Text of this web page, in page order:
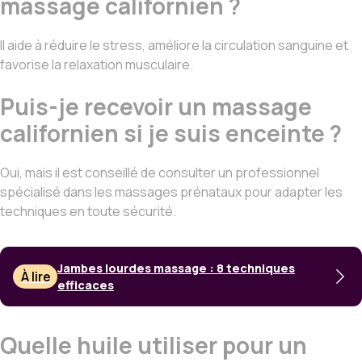
Il aide à réduire le stress, améliore la circulation sanguine et
favorise la relaxation musculaire.
Puis-je recevoir un massage
californien si je suis enceinte ?
Oui, mais il est conseillé de consulter un professionnel
spécialisé dans les massages prénataux pour adapter les
techniques en toute sécurité.
À lire Jambes lourdes massage : 8 techniques
efficaces
Quelle huile utiliser pour un